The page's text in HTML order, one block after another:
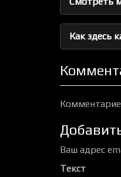
Как здесь
Ваш адрес
Текст